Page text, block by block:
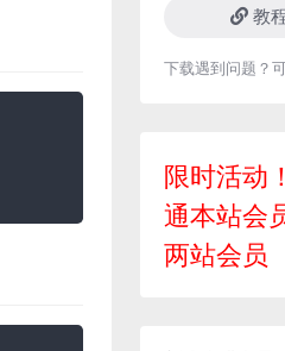
教
下载遇到问题？
限时活动
通本站会
两站会员